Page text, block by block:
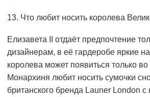
13. Что любит носить королева
Елизавета ІІ отдаёт предпочтение
дизайнерам, в её гардеробе яркие
королева может появиться только
Монархиня любит носить сумочки
британского бренда Launer London c